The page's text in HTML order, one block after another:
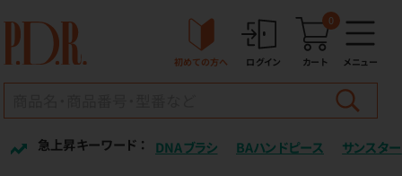
初めての方へ ログイン カート
0
メニュー
急上昇キーワード ： DNAブラシ BAハンドピース サンスター